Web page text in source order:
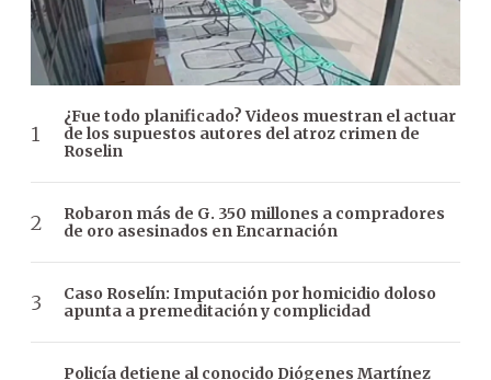
¿Fue todo planificado? Videos muestran el actuar
de los supuestos autores del atroz crimen de
Roselin
Robaron más de G. 350 millones a compradores
de oro asesinados en Encarnación
Caso Roselín: Imputación por homicidio doloso
apunta a premeditación y complicidad
Policía detiene al conocido Diógenes Martínez